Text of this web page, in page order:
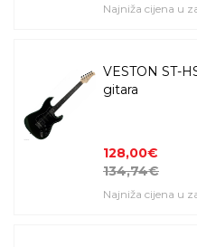
Najniža cijena u
VESTON ST-
gitara
128,00€
134,74€
Najniža cijena u